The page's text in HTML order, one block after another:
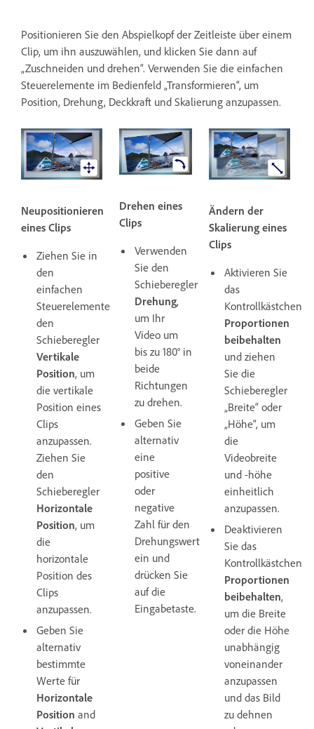
Positionieren Sie den Abspielkopf der Zeitleiste über einem
Clip, um ihn auszuwählen, und klicken Sie dann auf
„Zuschneiden und drehen“. Verwenden Sie die einfachen
Steuerelemente im Bedienfeld „Transformieren“, um
Position, Drehung, Deckkraft und Skalierung anzupassen.
Neupositionieren
eines Clips
Ziehen Sie in
den
einfachen
Steuerelementen
den
Schieberegler
Vertikale
Position, um
die vertikale
Position eines
Clips
anzupassen.
Ziehen Sie
den
Schieberegler
Horizontale
Position, um
die
horizontale
Position des
Clips
anzupassen.
Geben Sie
alternativ
bestimmte
Werte für
Horizontale
Position and
Drehen eines
Clips
Verwenden
Sie den
Schieberegler
Drehung,
um Ihr
Video um
bis zu 180° in
beide
Richtungen
zu drehen.
Geben Sie
alternativ
eine
positive
oder
negative
Zahl für den
Drehungswert
ein und
drücken Sie
auf die
Eingabetaste.
Ändern der
Skalierung eines
Clips
Aktivieren Sie
das
Kontrollkästchen
Proportionen
beibehalten
und ziehen
Sie die
Schieberegler
„Breite“ oder
„Höhe“, um
die
Videobreite
und -höhe
einheitlich
anzupassen.
Deaktivieren
Sie das
Kontrollkästchen
Proportionen
beibehalten,
um die Breite
oder die Höhe
unabhängig
voneinander
anzupassen
und das Bild
zu dehnen